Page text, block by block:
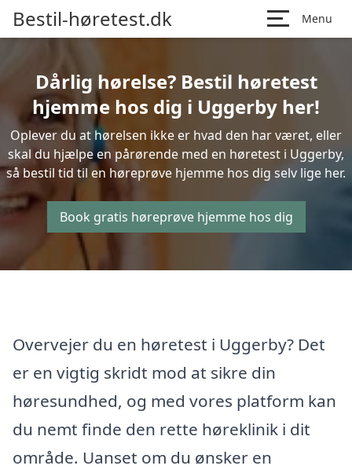
Bestil-høretest.dk Menu
Dårlig hørelse? Bestil høretest
hjemme hos dig i Uggerby her!
Oplever du at hørelsen ikke er hvad den har været, eller
skal du hjælpe en pårørende med en høretest i Uggerby,
så bestil tid til en høreprøve hjemme hos dig selv lige her.
Book gratis høreprøve hjemme hos dig
Overvejer du en høretest i Uggerby? Det
er en vigtig skridt mod at sikre din
høresundhed, og med vores platform kan
du nemt finde den rette høreklinik i dit
område. Uanset om du ønsker en